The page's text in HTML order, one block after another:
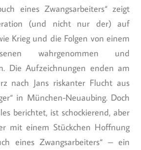
eines Zwangsarbeiters“ zeigt
(und nicht nur der) auf
Krieg und die Folgen von einem
wahrgenommen und
Die Aufzeichnungen enden am
nach Jans riskanter Flucht aus
in München-Neuaubing. Doch
berichtet, ist schockierend, aber
mit einem Stückchen Hoffnung
eines Zwangsarbeiters“ – ein